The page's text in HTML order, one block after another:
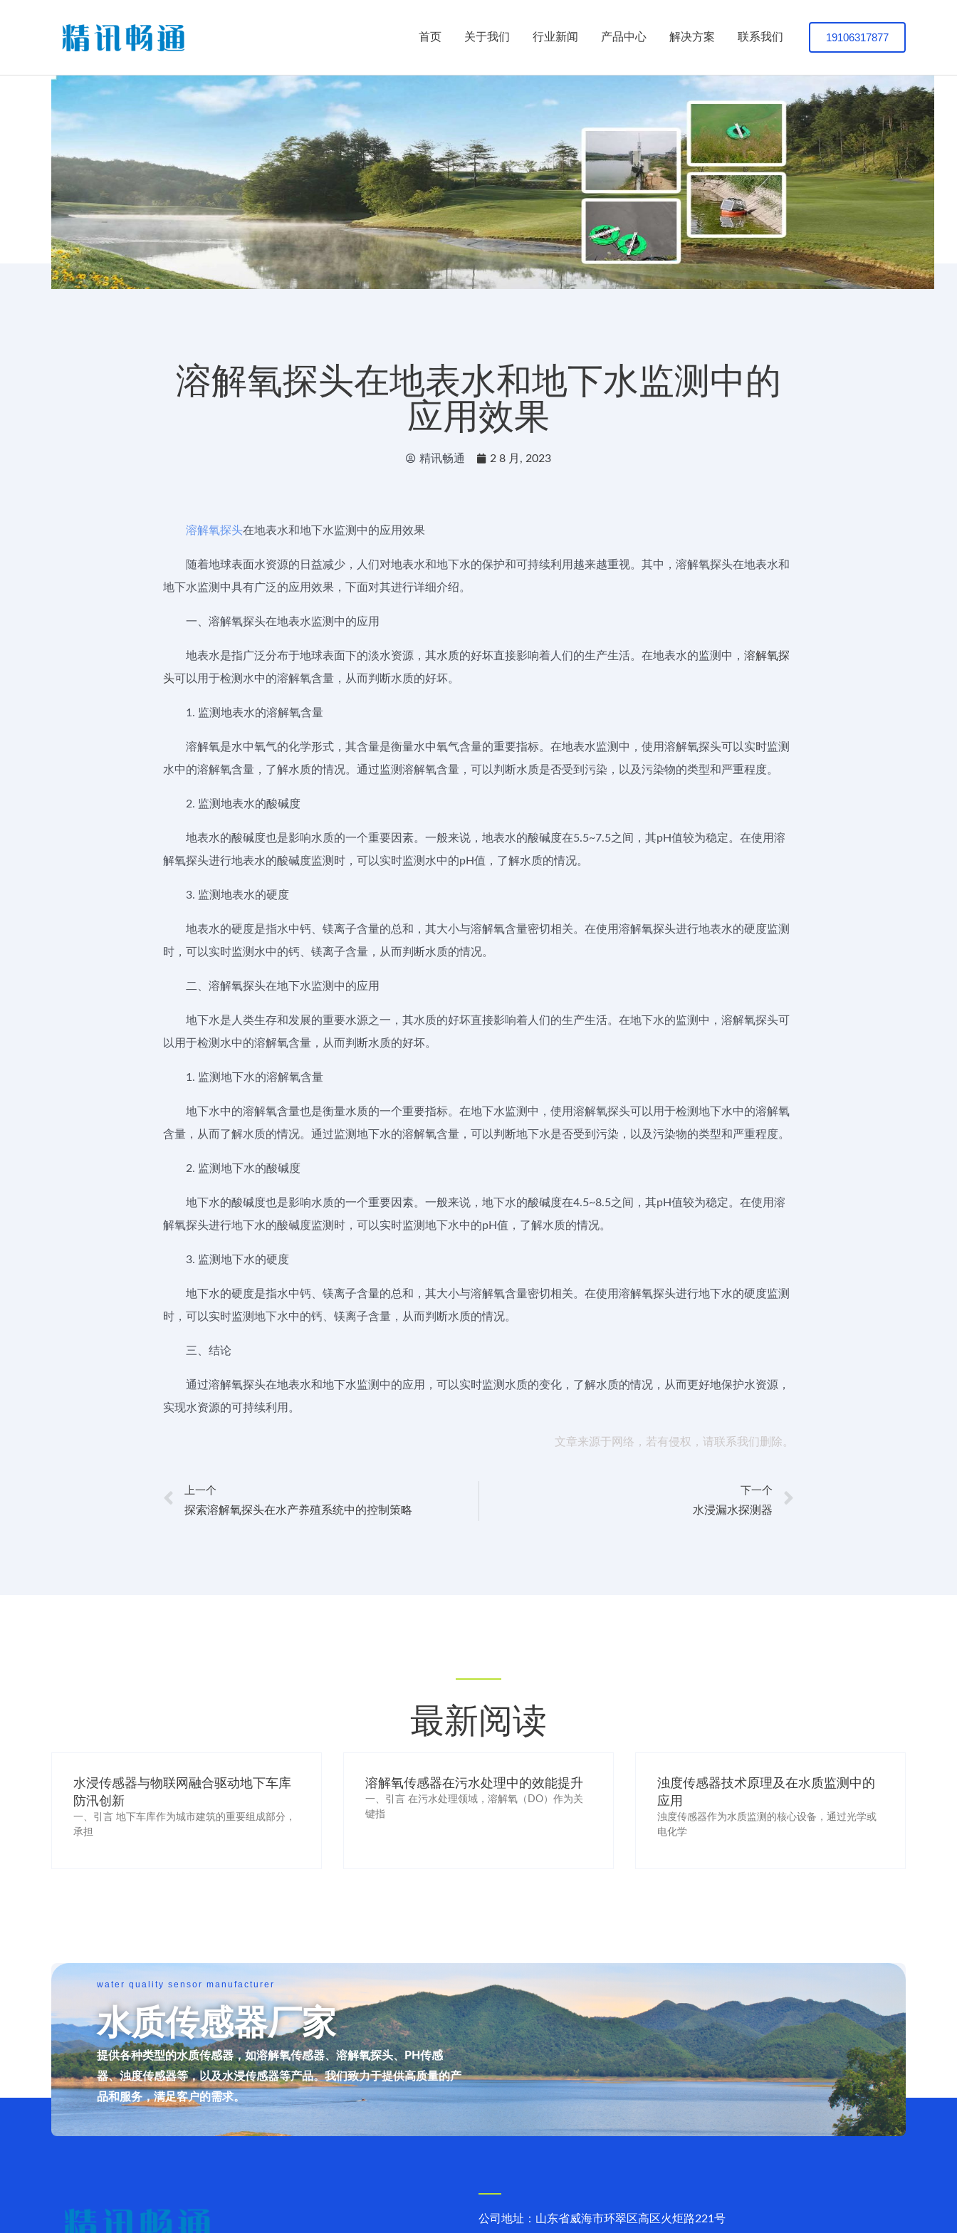
首页 关于我们 行业新闻 产品中心 解决方案 联系我们 19106317877
溶解氧探头在地表水和地下水监测中的
应用效果
精讯畅通 2 8 月, 2023
溶解氧探头在地表水和地下水监测中的应用效果
随着地球表面水资源的日益减少，人们对地表水和地下水的保护和可持续利用越来越重视。其中，溶解氧探头在地表水和
地下水监测中具有广泛的应用效果，下面对其进行详细介绍。
一、溶解氧探头在地表水监测中的应用
地表水是指广泛分布于地球表面下的淡水资源，其水质的好坏直接影响着人们的生产生活。在地表水的监测中， 溶解氧探
头可以用于检测水中的溶解氧含量，从而判断水质的好坏。
1. 监测地表水的溶解氧含量
溶解氧是水中氧气的化学形式，其含量是衡量水中氧气含量的重要指标。在地表水监测中，使用溶解氧探头可以实时监测
水中的溶解氧含量，了解水质的情况。通过监测溶解氧含量，可以判断水质是否受到污染，以及污染物的类型和严重程度。
2. 监测地表水的酸碱度
地表水的酸碱度也是影响水质的一个重要因素。一般来说，地表水的酸碱度在5.5~7.5之间，其pH值较为稳定。在使用溶
解氧探头进行地表水的酸碱度监测时，可以实时监测水中的pH值，了解水质的情况。
3. 监测地表水的硬度
地表水的硬度是指水中钙、镁离子含量的总和，其大小与溶解氧含量密切相关。在使用溶解氧探头进行地表水的硬度监测
时，可以实时监测水中的钙、镁离子含量，从而判断水质的情况。
二、溶解氧探头在地下水监测中的应用
地下水是人类生存和发展的重要水源之一，其水质的好坏直接影响着人们的生产生活。在地下水的监测中，溶解氧探头可
以用于检测水中的溶解氧含量，从而判断水质的好坏。
1. 监测地下水的溶解氧含量
地下水中的溶解氧含量也是衡量水质的一个重要指标。在地下水监测中，使用溶解氧探头可以用于检测地下水中的溶解氧
含量，从而了解水质的情况。通过监测地下水的溶解氧含量，可以判断地下水是否受到污染，以及污染物的类型和严重程度。
2. 监测地下水的酸碱度
地下水的酸碱度也是影响水质的一个重要因素。一般来说，地下水的酸碱度在4.5~8.5之间，其pH值较为稳定。在使用溶
解氧探头进行地下水的酸碱度监测时，可以实时监测地下水中的pH值，了解水质的情况。
3. 监测地下水的硬度
地下水的硬度是指水中钙、镁离子含量的总和，其大小与溶解氧含量密切相关。在使用溶解氧探头进行地下水的硬度监测
时，可以实时监测地下水中的钙、镁离子含量，从而判断水质的情况。
三、结论
通过溶解氧探头在地表水和地下水监测中的应用，可以实时监测水质的变化，了解水质的情况，从而更好地保护水资源，
实现水资源的可持续利用。
文章来源于网络，若有侵权，请联系我们删除。
上一个
探索溶解氧探头在水产养殖系统中的控制策略
下一个
水浸漏水探测器
最新阅读
水浸传感器与物联网融合驱动地下车库
防汛创新
一、引言 地下车库作为城市建筑的重要组成部分，
承担
溶解氧传感器在污水处理中的效能提升
一、引言 在污水处理领域，溶解氧（DO）作为关
键指
浊度传感器技术原理及在水质监测中的
应用
浊度传感器作为水质监测的核心设备，通过光学或
电化学
water quality sensor manufacturer
水质传感器厂家
提供各种类型的水质传感器，如溶解氧传感器、溶解氧探头、PH传感
器、浊度传感器等，以及水浸传感器等产品。我们致力于提供高质量的产
品和服务，满足客户的需求。
公司地址：山东省威海市环翠区高区火炬路221号